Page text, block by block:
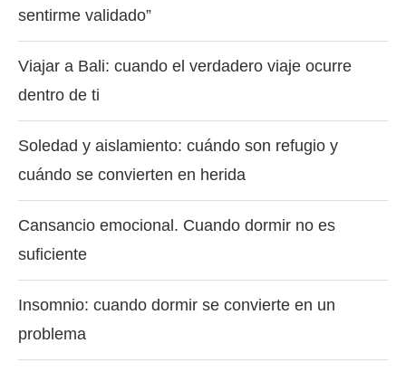
sentirme validado”
Viajar a Bali: cuando el verdadero viaje ocurre
dentro de ti
Soledad y aislamiento: cuándo son refugio y
cuándo se convierten en herida
Cansancio emocional. Cuando dormir no es
suficiente
Insomnio: cuando dormir se convierte en un
problema